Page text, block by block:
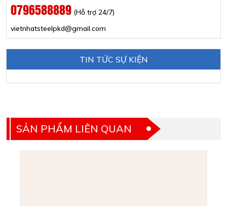
0796588889 (Hỗ trợ 24/7)
vietnhatsteelpkd@gmail.com
TIN TỨC SỰ KIỆN
SẢN PHẨM LIÊN QUAN